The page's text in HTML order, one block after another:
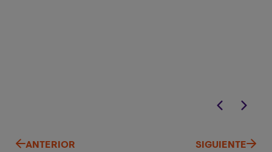
ANTERIOR SIGUIENTE